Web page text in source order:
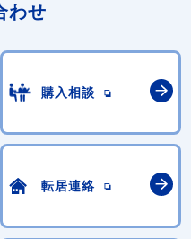
わせ
購入相談
転居連絡